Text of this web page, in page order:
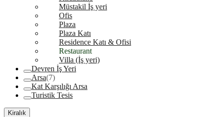
Müstakil İş yeri
Ofis
Plaza
Plaza Katı
Residence Katı & Ofisi
Restaurant
Villa (İş yeri)
Devren İş Yeri
Arsa(7)
Kat Karşılığı Arsa
Turistik Tesis
Kiralık